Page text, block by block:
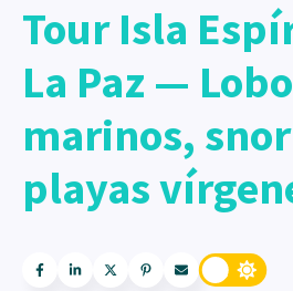
Tour Isla
La Paz —
marinos,
playas